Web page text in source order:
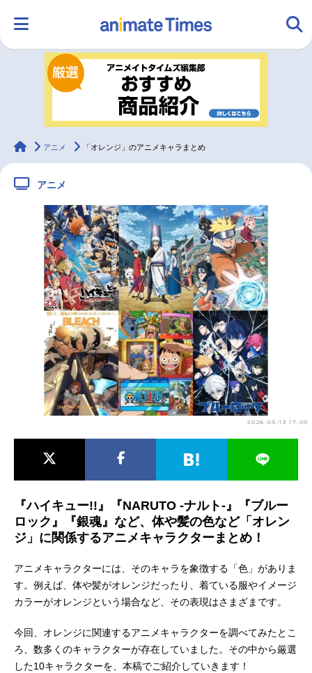
ランキング アニメ
ラジオ
2.5次元 配信・Vtuber トレンド 無料マンガ
最新記事一覧
アニメ記事一覧 声優記事一覧
アニメ映画一覧 実写化映画一覧
今期アニメ曜日別一覧
春アニメ 夏アニメ
男性声優/女性声優一覧
animateTimes
アニメ 「オレンジ」のアニメキャラまとめ
アニメ
2026-05-13 17:00
『ハイキュー!!』『NARUTO -ナルト-』『ブルー
ロック』『銀魂』など、体や髪の色など「オレン
ジ」に関係するアニメキャラクターまとめ！
アニメキャラクターには、そのキャラを象徴する「色」がありま
す。例えば、体や髪がオレンジだったり、着ている服やイメージ
カラーがオレンジという場合など、その表現はさまざまです。
今回、オレンジに関連するアニメキャラクターを調べてみたとこ
ろ、数多くのキャラクターが存在していました。その中から厳選
した10キャラクターを、本稿でご紹介していきます！